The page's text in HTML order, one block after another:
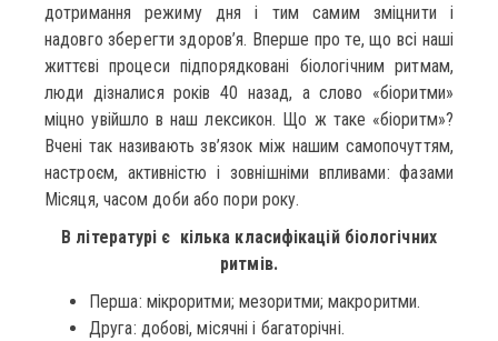
дотримання режиму дня і тим самим зміцнити і
надовго зберегти здоров’я. Вперше про те, що всі наші
життєві процеси підпорядковані біологічним ритмам,
люди дізналися років 40 назад, а слово «біоритми»
міцно увійшло в наш лексикон. Що ж таке «біоритм»?
Вчені так називають зв’язок між нашим самопочуттям,
настроєм, активністю і зовнішніми впливами: фазами
Місяця, часом доби або пори року.
В літературі є кілька класифікацій біологічних
ритмів.
Перша: мікроритми; мезоритми; макроритми.
Друга: добові, місячні і багаторічні.